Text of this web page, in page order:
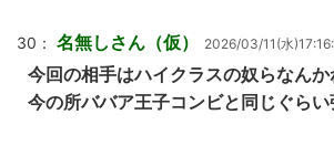
30： 名無しさん（仮） 2026/03/11(水
今回の相手はハイクラスの奴らなんか
今の所ババア王子コンビと同じぐら